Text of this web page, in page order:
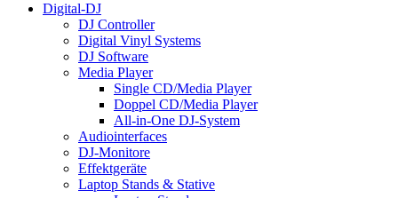
Digital-DJ
DJ Controller
Digital Vinyl Systems
DJ Software
Media Player
Single CD/Media Player
Doppel CD/Media Player
All-in-One DJ-System
Audiointerfaces
DJ-Monitore
Effektgeräte
Laptop Stands & Stative